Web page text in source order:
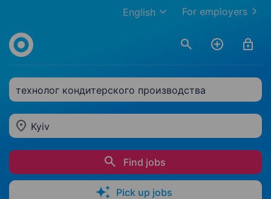
For employers
English
технолог кондитерского производства
Kyiv
Find jobs
Pick up jobs